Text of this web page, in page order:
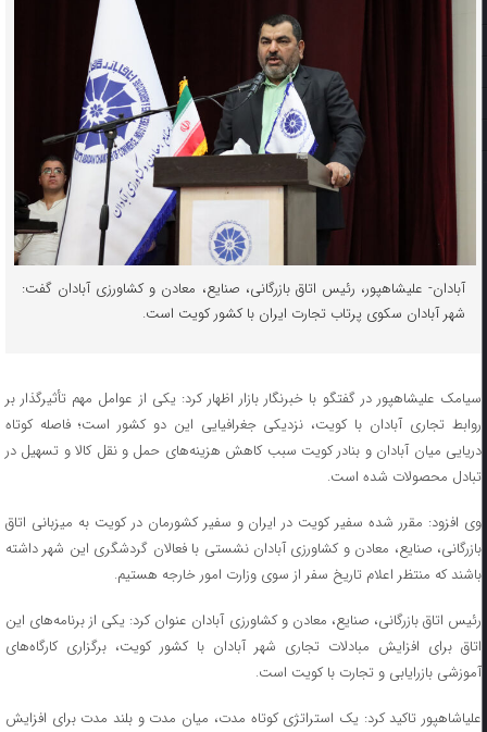
آبادان- علیشاهپور، رئیس اتاق بازرگانی، صنایع، معادن و کشاورزی آبادان گفت:
شهر آبادان سکوی پرتاب تجارت ایران با کشور کویت است.
سیامک علیشاهپور در گفتگو با خبرنگار بازار اظهار کرد: یکی از عوامل مهم تأثیرگذار بر
روابط تجاری آبادان با کویت، نزدیکی جغرافیایی این دو کشور است؛ فاصله کوتاه
دریایی میان آبادان و بنادر کویت سبب کاهش هزینه‌های حمل‌ و نقل کالا و تسهیل در
تبادل محصولات شده است.
وی افزود: مقرر شده سفیر کویت در ایران و سفیر کشورمان در کویت به میزبانی اتاق
بازرگانی، صنایع، معادن و کشاورزی آبادان نشستی با فعالان گردشگری این شهر داشته
باشند که منتظر اعلام تاریخ سفر از سوی وزارت امور خارجه هستیم.
رئیس اتاق بازرگانی، صنایع، معادن و کشاورزی آبادان عنوان کرد: یکی از برنامه‌های این
اتاق برای افزایش مبادلات تجاری شهر آبادان با کشور کویت، برگزاری کارگاه‌های
آموزشی بازرایابی و تجارت با کویت است.
علیاشاهپور تاکید کرد: یک استراتژی کوتاه مدت، میان مدت و بلند مدت برای افزایش